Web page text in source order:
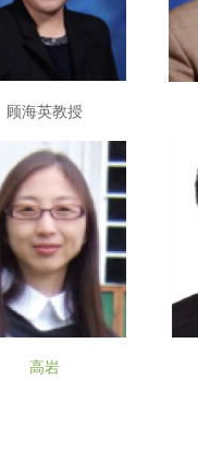
顾海英教授
高岩